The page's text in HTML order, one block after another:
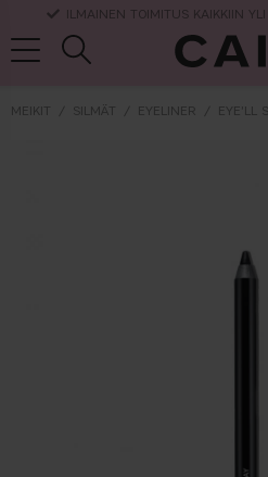
ILMAINEN TOIMITUS KAIKKIIN
MEIKIT SILMÄT EYELINER EYE'LL